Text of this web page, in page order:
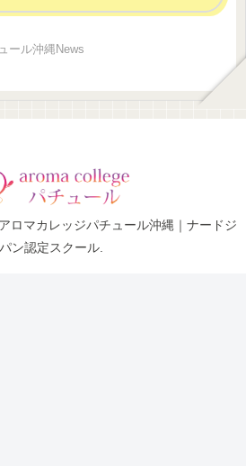
ール沖縄News
ロマカレッジパチュール沖縄｜ナードジ
ン認定スクール.